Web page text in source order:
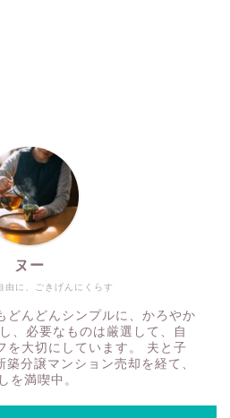
由に、ごきげんにくらす
ヌー
どんどんシンプルに、かろやか
、必要なものは厳選して、自
を大切にしています。 夫と子
分譲マンション売却を経て、
を満喫中。